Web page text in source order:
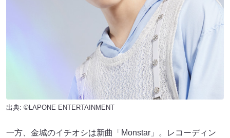
出典: ©LAPONE ENTERTAINMENT
一方、金城のイチオシは新曲「Monstar」。レコーディン